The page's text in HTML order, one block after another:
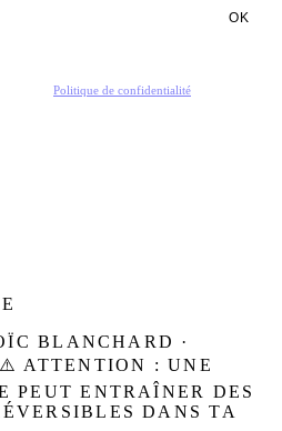
OK
Politique de confidentialité
BLANCHARD ·
⚠️ ATTENTION : UNE
PEUT ENTRAÎNER DES
DANS TA